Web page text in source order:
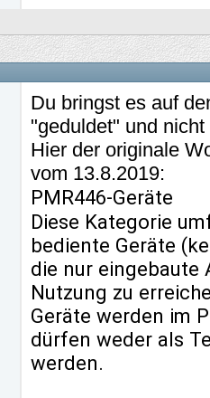
Du bringst es auf
"geduldet" und nicht
Hier der originale
vom 13.8.2019:
PMR446-Geräte
Diese Kategorie
bediente Geräte
die nur eingebaute
Nutzung zu
Geräte werden im
dürfen weder als
werden.